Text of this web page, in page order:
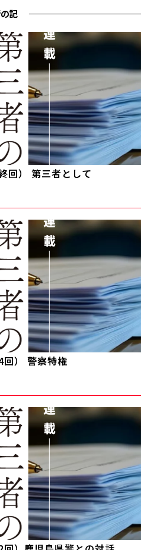
記
回） 第三者として
回） 警察特権